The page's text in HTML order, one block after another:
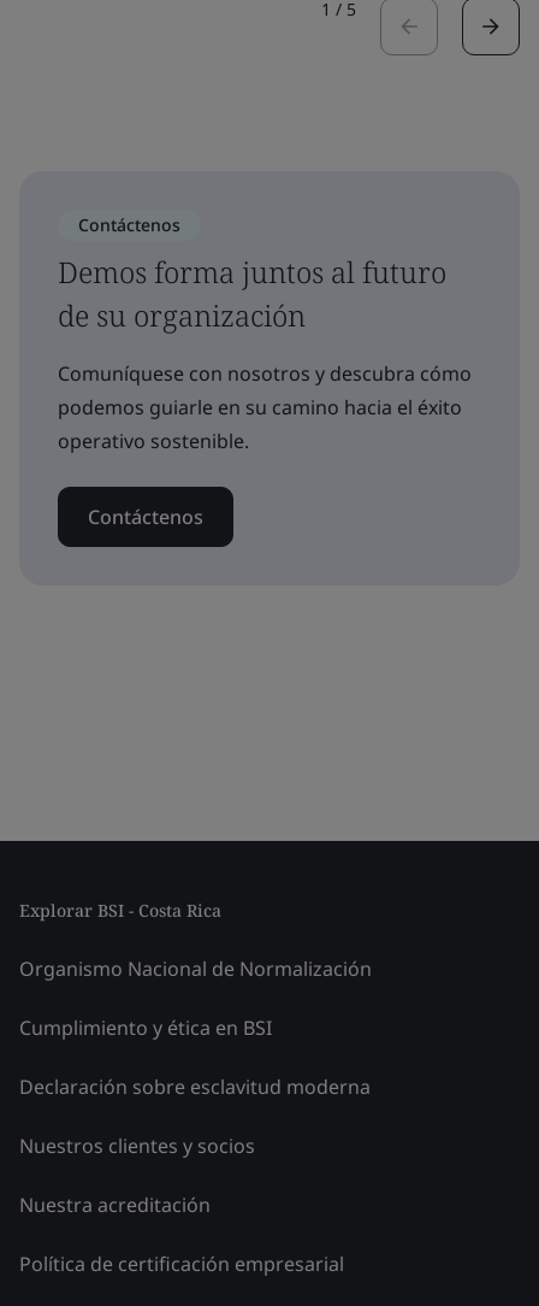
1 / 5
Contáctenos
Demos forma juntos al futuro
de su organización
Comuníquese con nosotros y descubra cómo
podemos guiarle en su camino hacia el éxito
operativo sostenible.
Contáctenos
Explorar BSI - Costa Rica
Organismo Nacional de Normalización
Cumplimiento y ética en BSI
Declaración sobre esclavitud moderna
Nuestros clientes y socios
Nuestra acreditación
Política de certificación empresarial